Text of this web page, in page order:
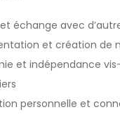
échange avec
et création de
et indépendance
personnelle et